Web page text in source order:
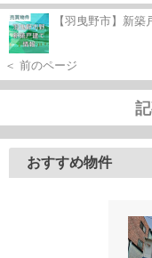
【羽曳野市】新築
＜ 前のページ
おすすめ物件